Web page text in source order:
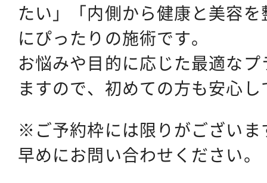
たい」「内側から健康と美容
にぴったりの施術です。
お悩みや目的に応じた最適な
ますので、初めての方も安心
※ご予約枠には限りがございま
早めにお問い合わせください。